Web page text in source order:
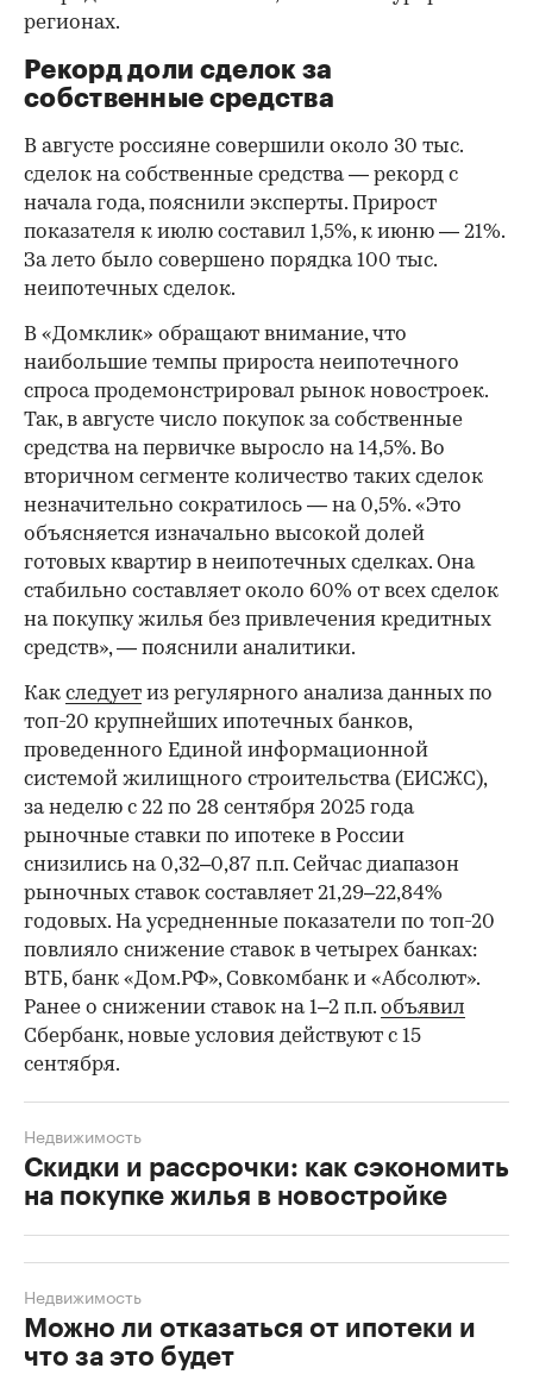
регионах.
Рекорд доли сделок за
собственные средства
В августе россияне совершили около 30 тыс.
сделок на собственные средства — рекорд с
начала года, пояснили эксперты. Прирост
показателя к июлю составил 1,5%, к июню — 21%.
За лето было совершено порядка 100 тыс.
неипотечных сделок.
В «Домклик» обращают внимание, что
наибольшие темпы прироста неипотечного
спроса продемонстрировал рынок новостроек.
Так, в августе число покупок за собственные
средства на первичке выросло на 14,5%. Во
вторичном сегменте количество таких сделок
незначительно сократилось — на 0,5%. «Это
объясняется изначально высокой долей
готовых квартир в неипотечных сделках. Она
стабильно составляет около 60% от всех сделок
на покупку жилья без привлечения кредитных
средств», — пояснили аналитики.
Как следует из регулярного анализа данных по
топ-20 крупнейших ипотечных банков,
проведенного Единой информационной
системой жилищного строительства (ЕИСЖС),
за неделю с 22 по 28 сентября 2025 года
рыночные ставки по ипотеке в России
снизились на 0,32–0,87 п.п. Сейчас диапазон
рыночных ставок составляет 21,29–22,84%
годовых. На усредненные показатели по топ-20
повлияло снижение ставок в четырех банках:
ВТБ, банк «Дом.РФ», Совкомбанк и «Абсолют».
Ранее о снижении ставок на 1–2 п.п. объявил
Сбербанк, новые условия действуют с 15
сентября.
Скидки и рассрочки: как сэкономить
на покупке жилья в новостройке
Недвижимость
Можно ли отказаться от ипотеки и
что за это будет
Недвижимость